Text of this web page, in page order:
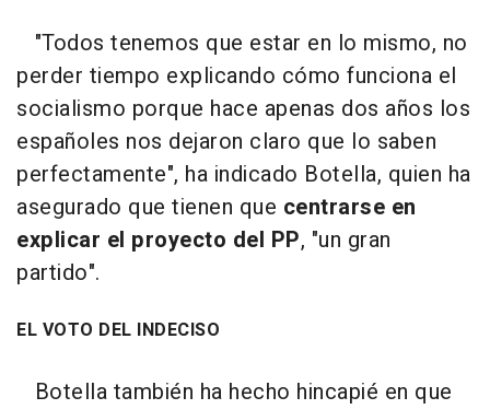
"Todos tenemos que estar en lo mismo, no
perder tiempo explicando cómo funciona el
socialismo porque hace apenas dos años los
españoles nos dejaron claro que lo saben
perfectamente", ha indicado Botella, quien ha
asegurado que tienen que centrarse en
explicar el proyecto del PP, "un gran
partido".
EL VOTO DEL INDECISO
Botella también ha hecho hincapié en que